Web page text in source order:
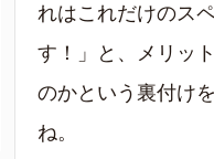
れはこれだけのス
す！」と、メリッ
のかという裏付け
ね。